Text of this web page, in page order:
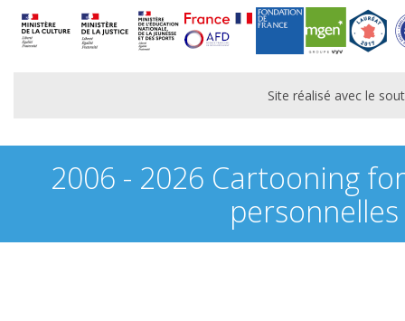
Site réalisé avec le
2006 - 2026 Cartooning
personnelles